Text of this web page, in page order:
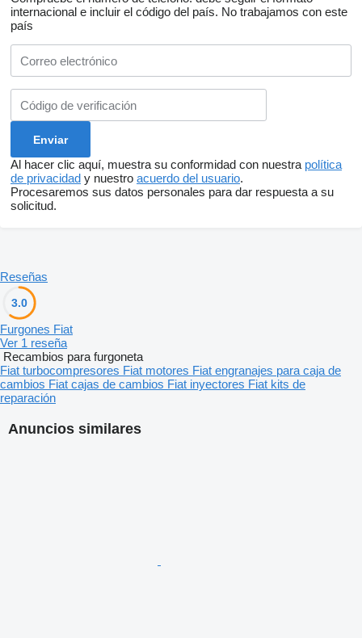
internacional e incluir el código del país. No trabajamos con este
país
Al hacer clic aquí, muestra su conformidad con nuestra política
de privacidad y nuestro acuerdo del usuario.
Procesaremos sus datos personales para dar respuesta a su
solicitud.
Anuncios similares
Reseñas
3.0
Furgones Fiat
Ver 1 reseña
Recambios para furgoneta
Fiat turbocompresores Fiat motores Fiat engranajes para caja de
cambios Fiat cajas de cambios Fiat inyectores Fiat kits de
reparación